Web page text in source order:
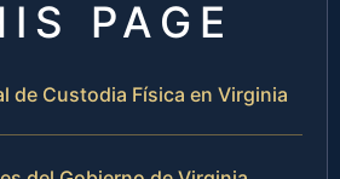
PAGE
de Custodia Física en Virginia